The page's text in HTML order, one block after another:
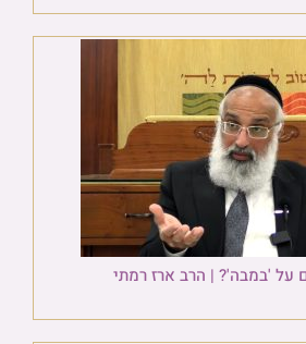
על 'במבה'? | הרב ארז רמתי